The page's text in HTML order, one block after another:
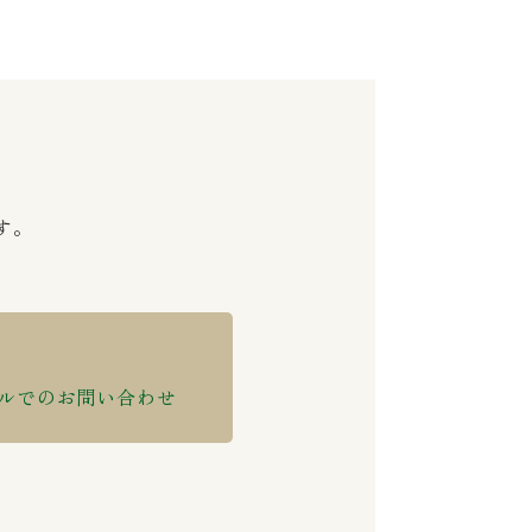
でのお問い合わせ